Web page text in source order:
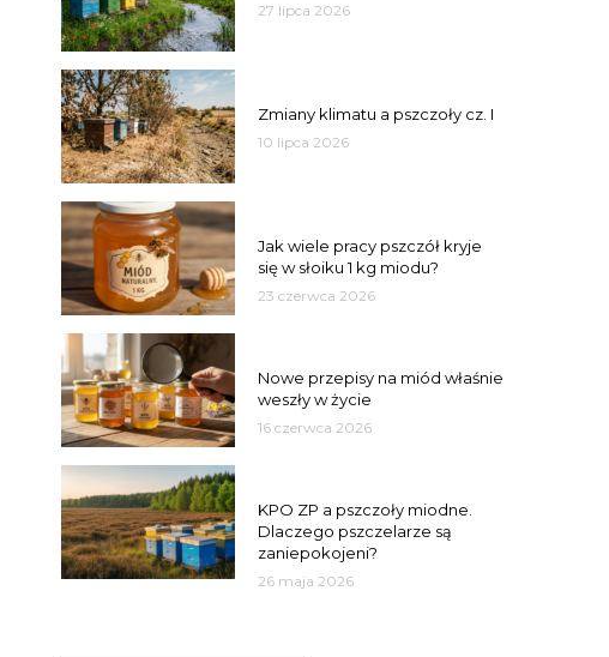
27 lipca 2026
Zmiany klimatu a pszczoły cz. I
10 lipca 2026
Jak wiele pracy pszczół kryje
się w słoiku 1 kg miodu?
23 czerwca 2026
Nowe przepisy na miód właśnie
weszły w życie
16 czerwca 2026
KPO ZP a pszczoły miodne.
Dlaczego pszczelarze są
zaniepokojeni?
26 maja 2026